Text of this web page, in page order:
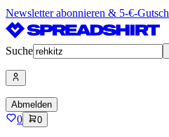
Newsletter abonnieren & 5-€-
Suche
Abmelden
0 0